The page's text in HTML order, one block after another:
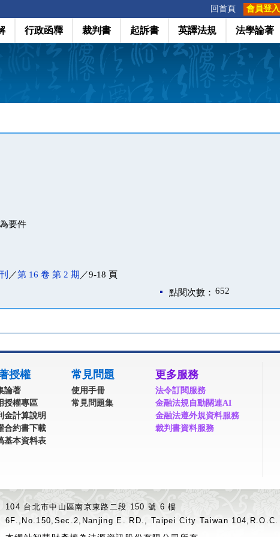
回首頁 會員登入
行政函釋 裁判書 起訴書 英譯法規 法學論著
要件
／第 16 卷 第 2 期 ／9-18 頁
點閱次數： 652
授權
論著
授權專區
金計算說明
合約書下載
基本資料表
常見問題
使用手冊
常見問題集
更多服務
法令訂閱服務
金融法規自動關連AI
金融法遵外規資料服務
裁判書資料服務
104 台北市中山區南京東路二段 150 號 6 樓
6F.,No.150,Sec.2,Nanjing E. RD., Taipei City Taiwan 104,R.O.C.